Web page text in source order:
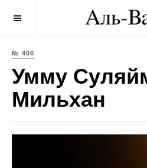
№ 406
Умму
Мильхан